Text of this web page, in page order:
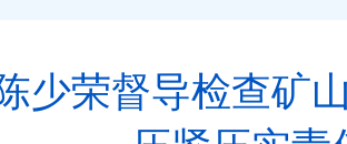
少荣督导检查矿